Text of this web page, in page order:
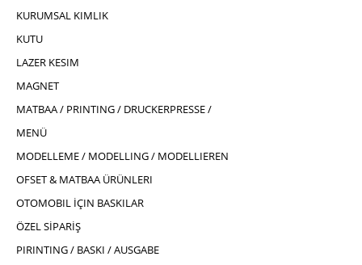
KURUMSAL KIMLIK
KUTU
LAZER KESIM
MAGNET
MATBAA / PRINTING / DRUCKERPRESSE /
MENÜ
MODELLEME / MODELLING / MODELLIEREN
OFSET & MATBAA ÜRÜNLERI
OTOMOBIL İÇIN BASKILAR
ÖZEL SİPARİŞ
PIRINTING / BASKI / AUSGABE